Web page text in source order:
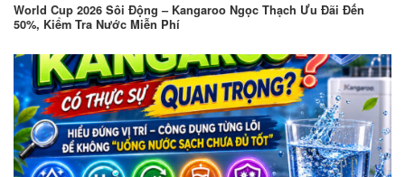
World Cup 2026 Sôi Động – Kangaroo Ngọc Thạch Ưu Đãi Đến
50%, Kiểm Tra Nước Miễn Phí